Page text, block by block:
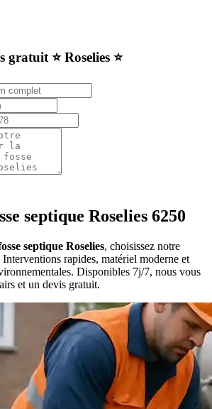
gratuit ⭐️ Roselies ⭐️
septique Roselies 6250
septique Roselies, choisissez notre
rapides, matériel moderne et
Disponibles 7j/7, nous vous
et un devis gratuit.